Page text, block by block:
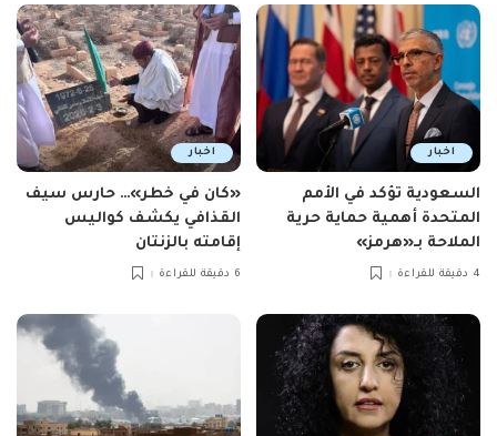
اخبار
السعودية تؤكد في الأمم
المتحدة أهمية حماية حرية
الملاحة بـ«هرمز»
4 دقيقة للقراءة
اخبار
«كان في خطر»… حارس سيف
القذافي يكشف كواليس
إقامته بالزنتان
6 دقيقة للقراءة